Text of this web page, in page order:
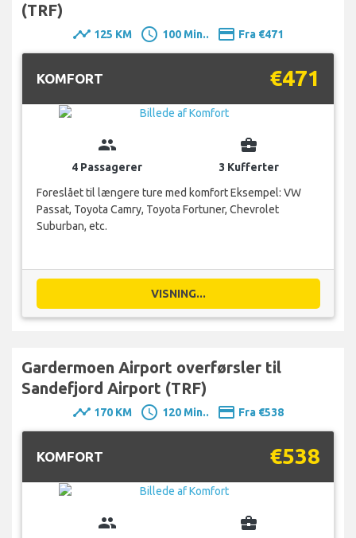
(TRF)
timeline 125 KM schedule 100 Min.. payment Fra €471
KOMFORT €471
group
4 Passagerer
business_center
3 Kufferter
Foreslået til længere ture med komfort Eksempel: VW
Passat, Toyota Camry, Toyota Fortuner, Chevrolet
Suburban, etc.
VISNING...
Gardermoen Airport overførsler til
Sandefjord Airport (TRF)
timeline 170 KM schedule 120 Min.. payment Fra €538
KOMFORT €538
group business_center